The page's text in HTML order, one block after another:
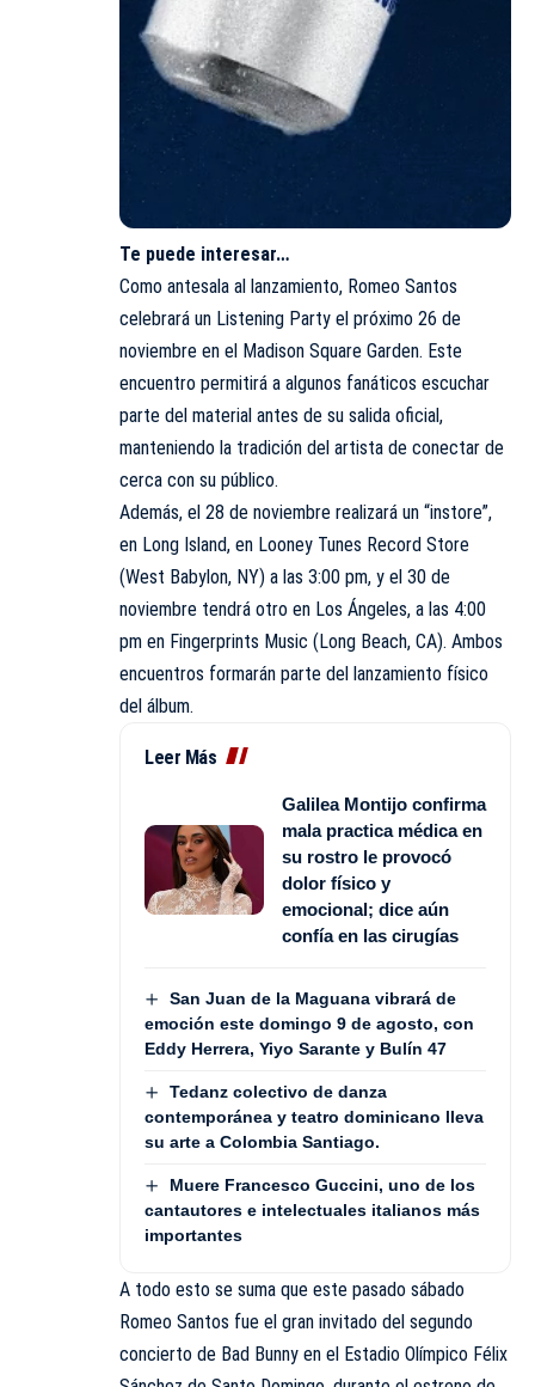
Te puede interesar…
Como antesala al lanzamiento, Romeo Santos
celebrará un Listening Party el próximo 26 de
noviembre en el Madison Square Garden. Este
encuentro permitirá a algunos fanáticos escuchar
parte del material antes de su salida oficial,
manteniendo la tradición del artista de conectar de
cerca con su público.
Además, el 28 de noviembre realizará un “instore”,
en Long Island, en Looney Tunes Record Store
(West Babylon, NY) a las 3:00 pm, y el 30 de
noviembre tendrá otro en Los Ángeles, a las 4:00
pm en Fingerprints Music (Long Beach, CA). Ambos
encuentros formarán parte del lanzamiento físico
del álbum.
Leer Más
Galilea Montijo confirma
mala practica médica en
su rostro le provocó
dolor físico y
emocional; dice aún
confía en las cirugías
San Juan de la Maguana vibrará de
emoción este domingo 9 de agosto, con
Eddy Herrera, Yiyo Sarante y Bulín 47
Tedanz colectivo de danza
contemporánea y teatro dominicano lleva
su arte a Colombia Santiago.
Muere Francesco Guccini, uno de los
cantautores e intelectuales italianos más
importantes
A todo esto se suma que este pasado sábado
Romeo Santos fue el gran invitado del segundo
concierto de Bad Bunny en el Estadio Olímpico Félix